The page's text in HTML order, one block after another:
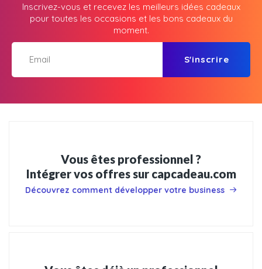
Inscrivez-vous et recevez les meilleurs idées cadeaux
pour toutes les occasions et les bons cadeaux du
moment.
S'inscrire
Vous êtes professionnel ?
Intégrer vos offres sur capcadeau.com
Découvrez comment développer votre business